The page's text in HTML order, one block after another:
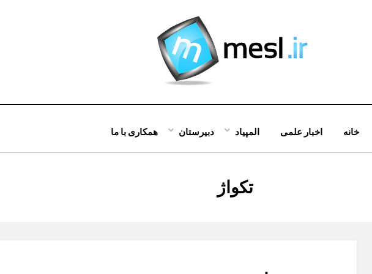
خانه اخبار علمی المپیاد دبیرستان همکاری با ما
برچسب
:
تکواژ